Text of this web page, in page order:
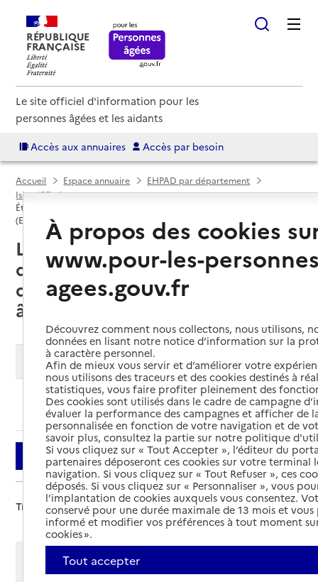
RÉPUBLIQUE
FRANÇAISE
Le site officiel d'information pour les
personnes âgées et les aidants
Accès aux annuaires Accès par besoin
Accueil Espace annuaire
EHPAD par département
Isère (38)
Établissement d'hébergement pour personnes âgées dépendantes
(EHPAD)
Le Grand-Lemps (38690) : liste
des établissements
d'hébergement pour personnes
âgées dépendantes (EHPAD)
Modifier ma recherche
Ajouter cette recherche aux favoris
Filtrer
Trier par :
Afficher les résultats par:
Mode liste
Mode carte
À propos des cookies
www.pour-les-
agees.gouv.fr
Découvrez comment nous collectons, nous utilisons,
données en lisant notre notice d’information sur la
à caractère personnel.
Afin de mieux vous servir et d’améliorer votre
nous utilisons des traceurs et des cookies destinés à
statistiques, vous faire profiter pleinement des
Des cookies sont utilisés dans le cadre de campagne
évaluer la performance des campagnes et afficher de
personnalisée en fonction de votre navigation et de
savoir plus, consultez la partie sur notre politique
Si vous cliquez sur « Tout Accepter », l’éditeur du
partenaires déposeront ces cookies sur votre terminal
navigation. Si vous cliquez sur « Tout Refuser », ces
déposés. Si vous cliquez sur « Personnaliser », vous
l’implantation de cookies auxquels vous consentez.
conservé pour une durée maximale de 13 mois et
informé et modifier vos préférences à tout moment
cookies ».
Tout accepter